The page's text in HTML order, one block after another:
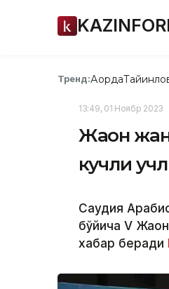
Тренд:Ақорда
13:49, 01 Ноябр 2023
Жаҳон
кучли
Саудия
бўйича V
хабар беради